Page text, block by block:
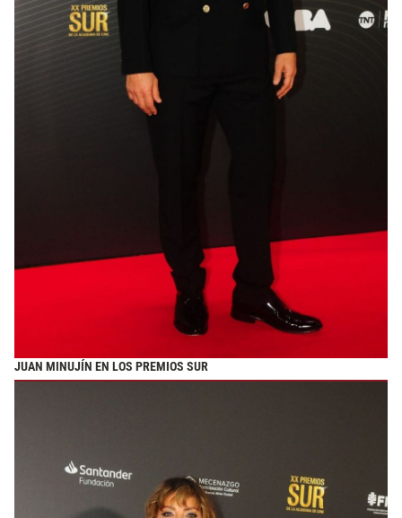
JUAN MINUJÍN EN LOS PREMIOS SUR